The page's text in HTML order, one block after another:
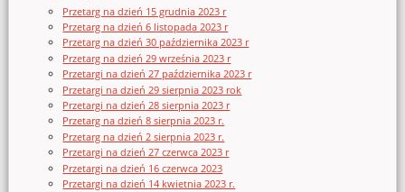
Przetarg na dzień 15 grudnia 2023 r
Przetarg na dzień 6 listopada 2023 r
Przetarg na dzień 30 października 2023 r
Przetarg na dzień 29 września 2023 r
Przetargi na dzień 27 października 2023 r
Przetargi na dzień 29 sierpnia 2023 rok
Przetargi na dzień 28 sierpnia 2023 r
Przetarg na dzień 8 sierpnia 2023 r.
Przetarg na dzień 2 sierpnia 2023 r.
Przetargi na dzień 27 czerwca 2023 r
Przetargi na dzień 16 czerwca 2023
Przetargi na dzień 14 kwietnia 2023 r.